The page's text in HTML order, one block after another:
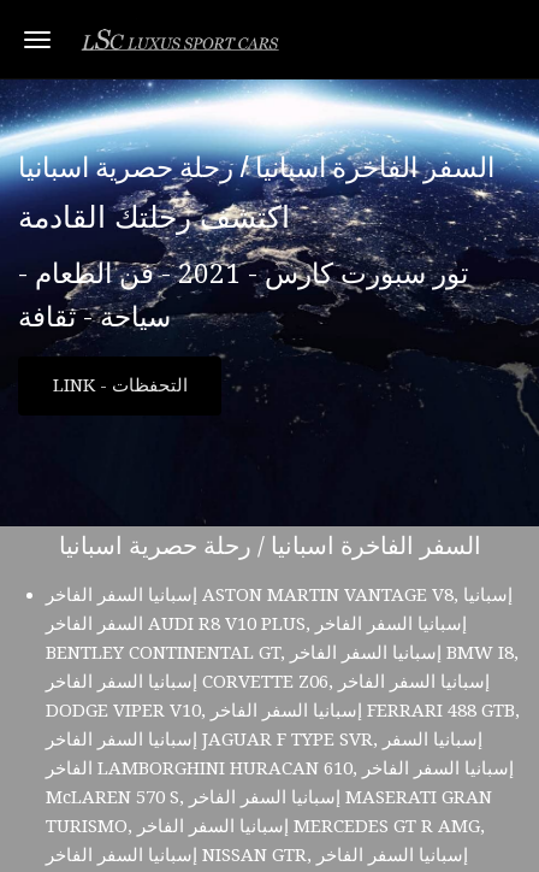
Toggle navigation
السفر الفاخرة اسبانيا / رحلة حصرية اسبانيا
اكتشف رحلتك القادمة
تور سبورت كارس - 2021 - فن الطعام -
سياحة - ثقافة
السفر الفاخرة اسبانيا / رحلة حصرية اسبانيا
إسبانيا السفر الفاخر ASTON MARTIN VANTAGE V8, إسبانيا
السفر الفاخر AUDI R8 V10 PLUS, إسبانيا السفر الفاخر
BENTLEY CONTINENTAL GT, إسبانيا السفر الفاخر BMW I8,
إسبانيا السفر الفاخر CORVETTE Z06, إسبانيا السفر الفاخر
DODGE VIPER V10, إسبانيا السفر الفاخر FERRARI 488 GTB,
إسبانيا السفر الفاخر JAGUAR F TYPE SVR, إسبانيا السفر
الفاخر LAMBORGHINI HURACAN 610, إسبانيا السفر الفاخر
McLAREN 570 S, إسبانيا السفر الفاخر MASERATI GRAN
TURISMO, إسبانيا السفر الفاخر MERCEDES GT R AMG,
إسبانيا السفر الفاخر NISSAN GTR, إسبانيا السفر الفاخر